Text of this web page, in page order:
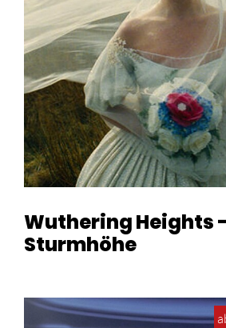
Wuthering Heights
Sturmhöhe